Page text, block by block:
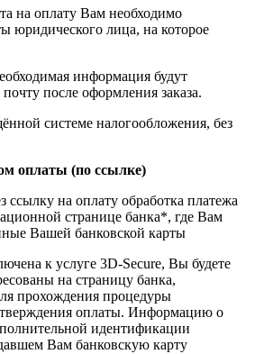
на оплату Вам необходимо
юридического лица, на которое
информация будут
после оформления заказа.
системе налогообложения, без
оплаты (по ссылке)
ссылку на оплату обработка платежа
странице банка*, где Вам
Вашей банковской карты
к услуге 3D-Secure, Вы будете
на страницу банка,
прохождения процедуры
оплаты. Информацию о
идентификации
Вам банковскую карту